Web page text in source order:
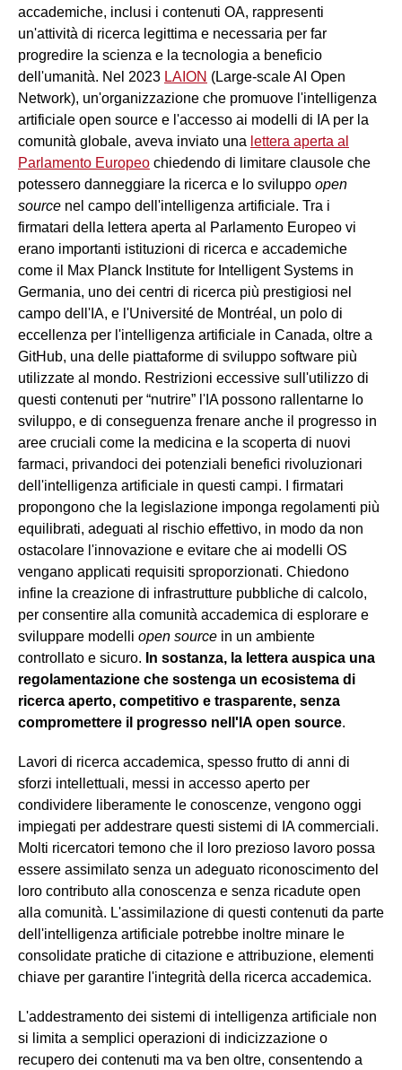
accademiche, inclusi i contenuti OA, rappresenti
un'attività di ricerca legittima e necessaria per far
progredire la scienza e la tecnologia a beneficio
dell'umanità. Nel 2023 LAION (Large-scale AI Open
Network), un'organizzazione che promuove l'intelligenza
artificiale open source e l'accesso ai modelli di IA per la
comunità globale, aveva inviato una lettera aperta al
Parlamento Europeo chiedendo di limitare clausole che
potessero danneggiare la ricerca e lo sviluppo open
source nel campo dell'intelligenza artificiale. Tra i
firmatari della lettera aperta al Parlamento Europeo vi
erano importanti istituzioni di ricerca e accademiche
come il Max Planck Institute for Intelligent Systems in
Germania, uno dei centri di ricerca più prestigiosi nel
campo dell'IA, e l'Université de Montréal, un polo di
eccellenza per l'intelligenza artificiale in Canada, oltre a
GitHub, una delle piattaforme di sviluppo software più
utilizzate al mondo. Restrizioni eccessive sull'utilizzo di
questi contenuti per “nutrire” l'IA possono rallentarne lo
sviluppo, e di conseguenza frenare anche il progresso in
aree cruciali come la medicina e la scoperta di nuovi
farmaci, privandoci dei potenziali benefici rivoluzionari
dell'intelligenza artificiale in questi campi. I firmatari
propongono che la legislazione imponga regolamenti più
equilibrati, adeguati al rischio effettivo, in modo da non
ostacolare l'innovazione e evitare che ai modelli OS
vengano applicati requisiti sproporzionati. Chiedono
infine la creazione di infrastrutture pubbliche di calcolo,
per consentire alla comunità accademica di esplorare e
sviluppare modelli open source in un ambiente
controllato e sicuro. In sostanza, la lettera auspica una
regolamentazione che sostenga un ecosistema di
ricerca aperto, competitivo e trasparente, senza
compromettere il progresso nell'IA open source.
Lavori di ricerca accademica, spesso frutto di anni di
sforzi intellettuali, messi in accesso aperto per
condividere liberamente le conoscenze, vengono oggi
impiegati per addestrare questi sistemi di IA commerciali.
Molti ricercatori temono che il loro prezioso lavoro possa
essere assimilato senza un adeguato riconoscimento del
loro contributo alla conoscenza e senza ricadute open
alla comunità. L'assimilazione di questi contenuti da parte
dell'intelligenza artificiale potrebbe inoltre minare le
consolidate pratiche di citazione e attribuzione, elementi
chiave per garantire l'integrità della ricerca accademica.
L'addestramento dei sistemi di intelligenza artificiale non
si limita a semplici operazioni di indicizzazione o
recupero dei contenuti ma va ben oltre, consentendo a